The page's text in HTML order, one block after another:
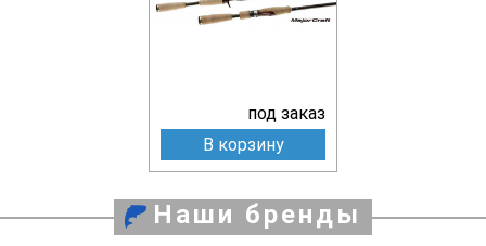
под заказ
В корзину
Наши бренды